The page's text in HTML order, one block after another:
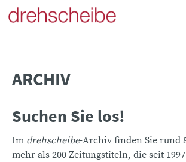
ARCHIV
Suchen Sie los!
Im drehscheibe-Archiv finden Sie rund
mehr als 200 Zeitungstiteln, die seit